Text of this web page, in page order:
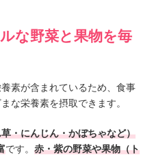
な野菜と果物を毎
素が含まれているため、食事
な栄養素を摂取できます。
・にんじん・かぼちゃなど）
です。 赤・紫の野菜や果物（ト